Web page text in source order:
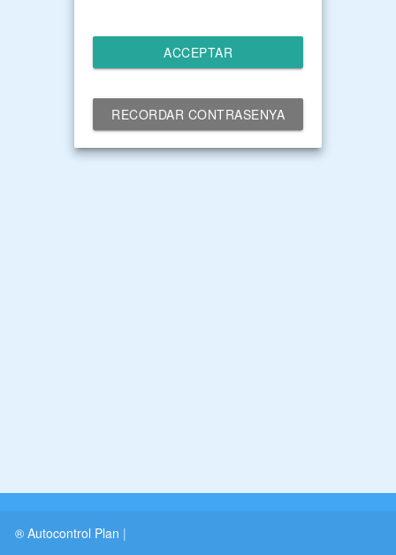
ACCEPTAR
RECORDAR CONTRASENYA
® Autocontrol Plan |